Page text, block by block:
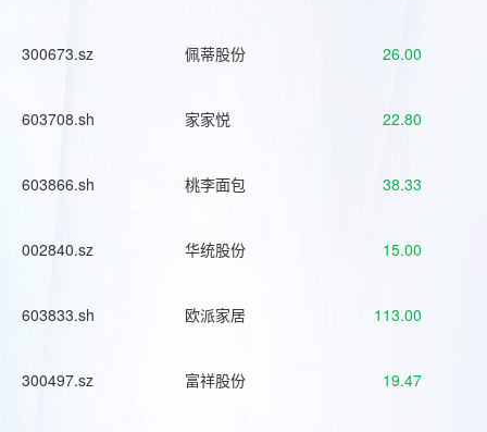
300673.sz 佩蒂股份 26.00
603708.sh 家家悦 22.80
603866.sh 桃李面包 38.33
002840.sz 华统股份 15.00
603833.sh 欧派家居 113.00
300497.sz 富祥股份 19.47